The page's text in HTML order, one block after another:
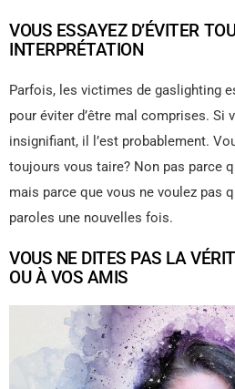
VOUS ESSAYEZ D’ÉVITER
INTERPRÉTATION
Parfois, les victimes de gaslighting
pour éviter d’être mal comprises. Si
insignifiant, il l’est probablement.
toujours vous taire? Non pas parce
mais parce que vous ne voulez pas
paroles une nouvelles fois.
VOUS NE DITES PAS LA
OU À VOS AMIS